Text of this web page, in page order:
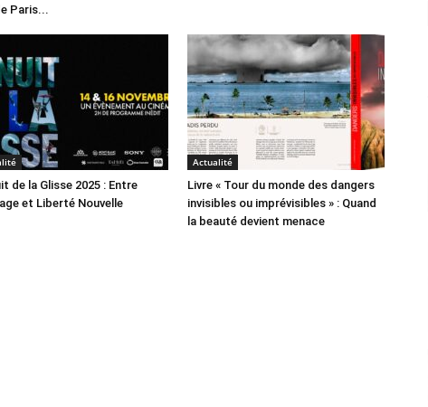
Paris...
de la Glisse 2025 : Entre
et Liberté Nouvelle
Actualité
Livre « Tour du monde des dangers
invisibles ou imprévisibles » : Quand
la beauté devient menace